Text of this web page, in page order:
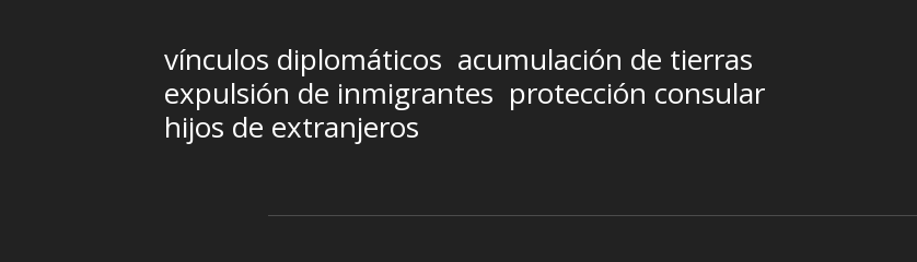
vínculos diplomáticos acumulación de tierras
expulsión de inmigrantes protección consular
hijos de extranjeros